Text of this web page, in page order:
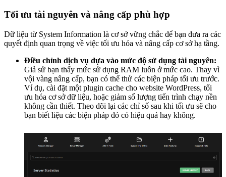
Tối ưu tài nguyên và nâng cấp phù hợp
Dữ liệu từ System Information là cơ sở vững chắc để bạn đưa ra các
quyết định quan trọng về việc tối ưu hóa và nâng cấp cơ sở hạ tầng.
Điều chỉnh dịch vụ dựa vào mức độ sử dụng tài nguyên:
Giả sử bạn thấy mức sử dụng RAM luôn ở mức cao. Thay vì
vội vàng nâng cấp, bạn có thể thử các biện pháp tối ưu trước.
Ví dụ, cài đặt một plugin cache cho website WordPress, tối
ưu hóa cơ sở dữ liệu, hoặc giảm số lượng tiến trình chạy nền
không cần thiết. Theo dõi lại các chỉ số sau khi tối ưu sẽ cho
bạn biết liệu các biện pháp đó có hiệu quả hay không.